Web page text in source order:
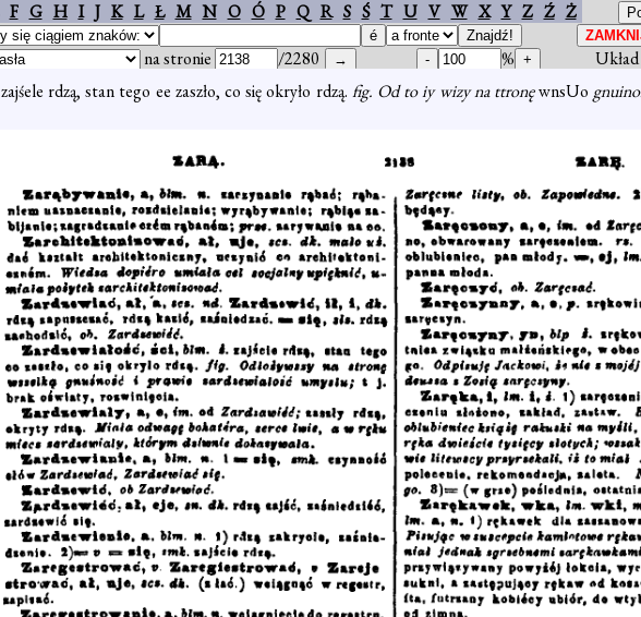
F G H I J K L Ł M N O Ó P Q R S Ś T U V W X Y Z Ź Ż
na stronie /2280 %
Układ
zajśele rdzą, stan tego ee zaszło, co się okryło rdzą. fig. Od to iy wizy na ttronęwnsUo